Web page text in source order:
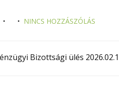
NINCS HOZZÁSZÓLÁS
Bizottsági ülés